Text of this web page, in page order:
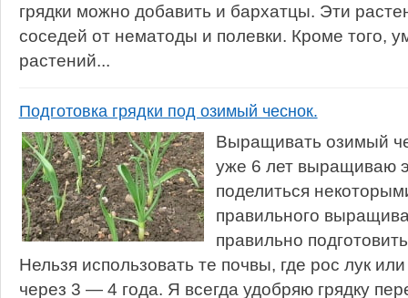
грядки можно добавить и бархатцы. Эти
соседей от нематоды и полевки. Кроме того,
растений...
Подготовка грядки под озимый чеснок.
Выращивать озимый
уже 6 лет выращиваю
поделиться
правильного
правильно
Нельзя использовать те почвы, где рос лук
через 3 — 4 года. Я всегда удобряю грядку